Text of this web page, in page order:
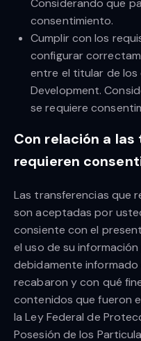
Considerando que
consentimiento.
Cumplir con los
configurar
entre el titular de
Development.
se requiere
Con relación a
requieren
Las transferencias que
son aceptadas por
consiente con el
el uso de su
debidamente
recabaron y con qué
contenidos que fueron
la Ley Federal de
Posesión de los